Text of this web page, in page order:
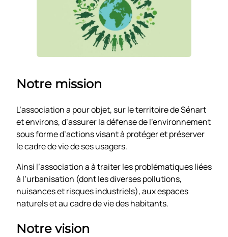
Notre mission
L’association a pour objet, sur le territoire de Sénart
et environs, d’assurer la défense de l’environnement
sous forme d’actions visant à protéger et préserver
le cadre de vie de ses usagers.
Ainsi l’association a à traiter les problématiques liées
à l’urbanisation (dont les diverses pollutions,
nuisances et risques industriels), aux espaces
naturels et au cadre de vie des habitants.
Notre vision